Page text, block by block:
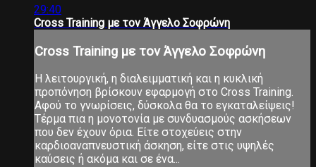
29:40
Cross Training με τον Άγγελο Σοφρώνη
Cross Training με τον Άγγελο Σοφρώνη
Η λειτουργική, η διαλειμματική και η κυκλική
προπόνηση βρίσκουν εφαρμογή στο Cross Training.
Αφού το γνωρίσεις, δύσκολα θα το εγκαταλείψεις!
Τέρμα πια η μονοτονία με συνδυασμούς ασκήσεων
που δεν έχουν όρια. Είτε στοχεύεις στην
καρδιοαναπνευστική άσκηση, είτε στις υψηλές
καύσεις ή ακόμα και σε ένα...